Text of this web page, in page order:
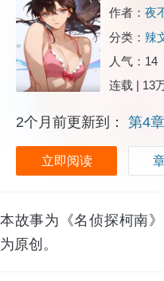
作者： 夜
分类： 辣
人气：14
连载 | 13
2个月前更新到：第4
立即阅读
本故事为《名侦探柯南
为原创。